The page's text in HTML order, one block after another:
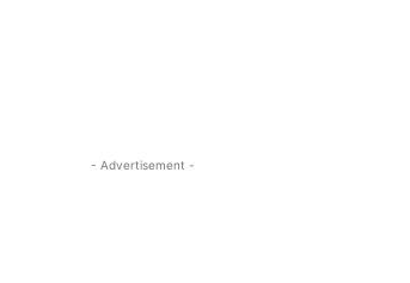
- Advertisement -